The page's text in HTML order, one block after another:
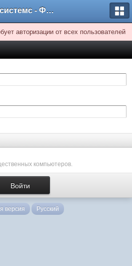
Кейсистемс - Форумы
авторизации от всех пользователей
компьютеров.
версия Русский